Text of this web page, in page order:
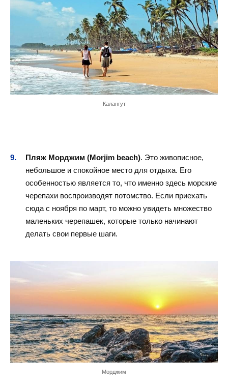
Калангут
Пляж Морджим (Morjim beach). Это живописное,
небольшое и спокойное место для отдыха. Его
особенностью является то, что именно здесь морские
черепахи воспроизводят потомство. Если приехать
сюда с ноября по март, то можно увидеть множество
маленьких черепашек, которые только начинают
делать свои первые шаги.
Морджим